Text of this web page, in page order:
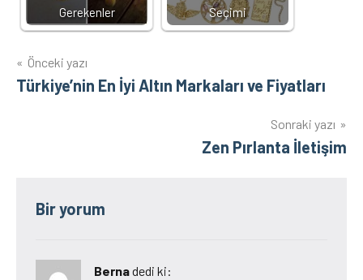
Gerekenler
Seçimi
Yazı
gezinmesi
Önceki yazı
Türkiye’nin En İyi Altın Markaları ve Fiyatları
Sonraki yazı
Zen Pırlanta İletişim
Bir yorum
Bernadedi ki: